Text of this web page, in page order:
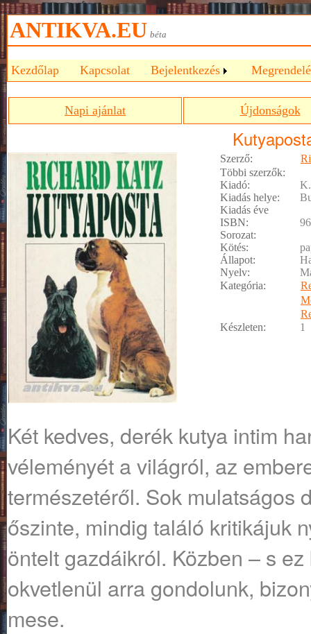
ANTIKVA.EU béta
Kezdőlap Kapcsolat Bejelentkezés
Napi ajánlat Újdonságok
Szerző:
Többi szerzők:
Kiadó:
Kiadás helye:
Kiadás éve
ISBN:
Sorozat:
Kötés:
Állapot:
Nyelv:
Kategória:
Készleten:
1
Két kedves, derék kutya intim
véleményét a világról, az
természetéről. Sok mulatságos
őszinte, mindig találó kritikájuk
öntelt gazdáikról. Közben – s
okvetlenül arra gondolunk,
mese.